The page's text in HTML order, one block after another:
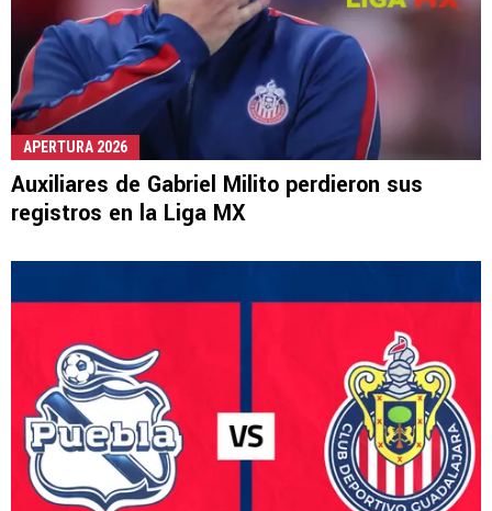
APERTURA 2026
Auxiliares de Gabriel Milito perdieron sus
registros en la Liga MX